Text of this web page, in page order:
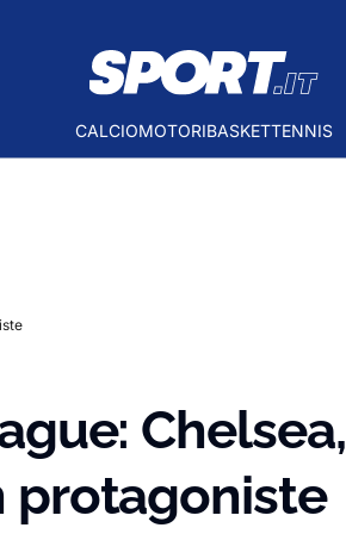
CALCIOMOTORIBASKETTENNIS
Chelsea,
protagoniste